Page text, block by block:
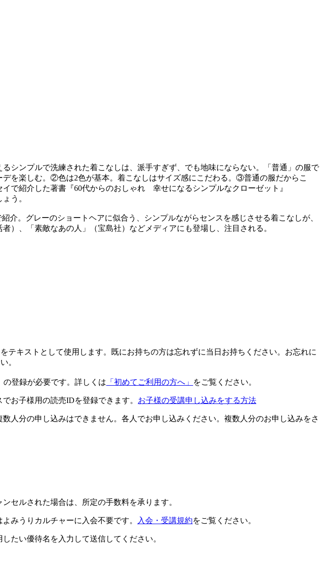
シンプルで洗練された着こなしは、派手すぎず、でも地味にならない。「普通」の服で
を楽しむ。②色は2色が基本。着こなしはサイズ感にこだわる。③普通の服だからこ
で紹介した著書『60代からのおしゃれ 幸せになるシンプルなクローゼット』
う。
介。グレーのショートヘアに似合う、シンプルながらセンスを感じさせる着こなしが、
）、「素敵なあの人」（宝島社）などメディアにも登場し、注目される。
キストとして使用します。既にお持ちの方は忘れずに当日お持ちください。お忘れに
。
登録が必要です。詳しくは 「初めてご利用の方へ」 をご覧ください。
お子様用の読売IDを登録できます。 お子様の受講申し込みをする方法
分の申し込みはできません。各人でお申し込みください。複数人分のお申し込みをさ
セルされた場合は、所定の手数料を承ります。
みうりカルチャーに入会不要です。 入会・受講規約をご覧ください。
たい優待名を入力して送信してください。